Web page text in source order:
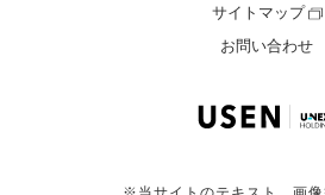
サイトマップ
お問い合わせ